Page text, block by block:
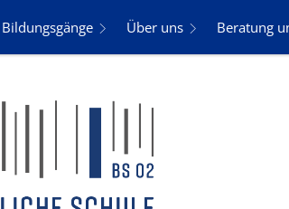
Bildungsgänge Über uns Beratung